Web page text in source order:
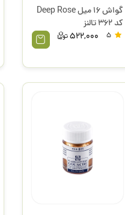
گواش 16 میل Deep Rose
کد 362 تالنز
5
522,000